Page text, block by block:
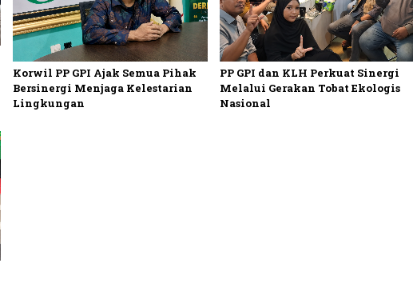
Korwil PP GPI Ajak Semua Pihak
Bersinergi Menjaga Kelestarian
Lingkungan
PP GPI dan KLH Perkuat Sinergi
Melalui Gerakan Tobat Ekologis
Nasional